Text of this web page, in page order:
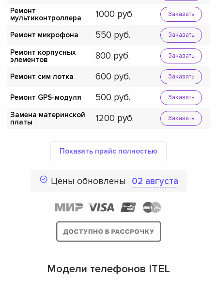
Ремонт
мультиконтроллера
1000 Заказать
Ремонт микрофона 550 Заказать
Ремонт корпусных
элементов
800 Заказать
Ремонт сим лотка 600 Заказать
Ремонт GPS-модуля 500 Заказать
Замена материнской
платы
1200 Заказать
Показать прайс полностью
Цены обновлены 02 августа
Модели телефонов ITEL